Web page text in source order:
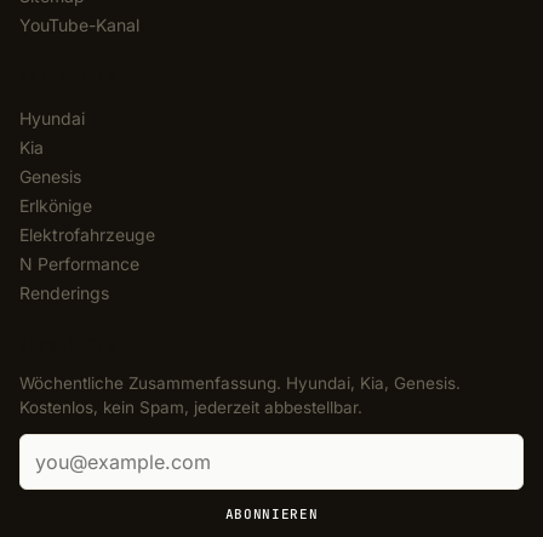
YouTube-Kanal
Hyundai
Kia
Genesis
Erlkönige
Elektrofahrzeuge
N Performance
Renderings
Wöchentliche Zusammenfassung. Hyundai, Kia, Genesis.
Kostenlos, kein Spam, jederzeit abbestellbar.
E-Mail-Adresse
ABONNIEREN